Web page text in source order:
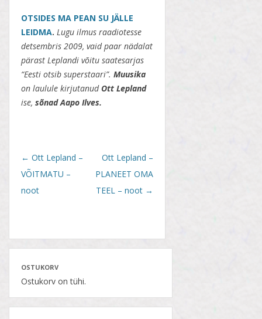
OTSIDES MA PEAN SU JÄLLE
LEIDMA. Lugu ilmus raadiotesse
detsembris 2009, vaid paar nädalat
pärast Leplandi võitu saatesarjas
“Eesti otsib superstaari”. Muusika
on laulule kirjutanudOtt Lepland
ise, sõnad Aapo Ilves.
Post
navigation
← Ott Lepland –
VÕITMATU –
noot
Ott Lepland –
PLANEET OMA
TEEL – noot →
OSTUKORV
Ostukorv on tühi.